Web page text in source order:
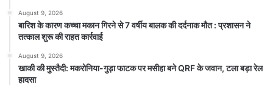
August 9, 2026
बारिश के कारण कच्चा मकान गिरने से 7 वर्षीय बालक की दर्दनाक मौत : प्रशासन ने
तत्काल शुरू की राहत कार्रवाई
August 9, 2026
खाकी की मुस्तैदी: मकरोनिया-गुड़ा फाटक पर मसीहा बने QRF के जवान, टला बड़ा रेल
हादसा